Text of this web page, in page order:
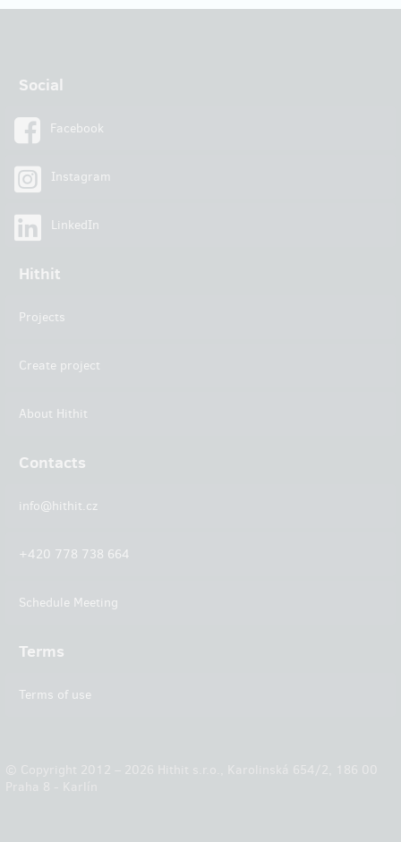
Social
Facebook
Instagram
LinkedIn
Hithit
Projects
Create project
About Hithit
Contacts
info@hithit.cz
+420 778 738 664
Schedule Meeting
Terms
Terms of use